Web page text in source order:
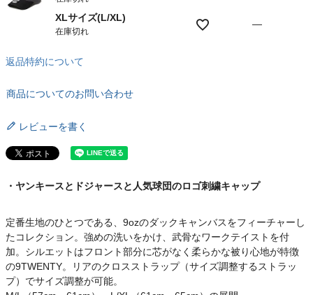
XLサイズ(L/XL)
在庫切れ
—
返品特約について
商品についてのお問い合わせ
レビューを書く
・ヤンキースとドジャースと人気球団のロゴ刺繍キャップ
定番生地のひとつである、9ozのダックキャンバスをフィーチャーし
たコレクション。強めの洗いをかけ、武骨なワークテイストを付
加。シルエットはフロント部分に芯がなく柔らかな被り心地が特徴
の9TWENTY。リアのクロスストラップ（サイズ調整するストラッ
プ）でサイズ調整が可能。